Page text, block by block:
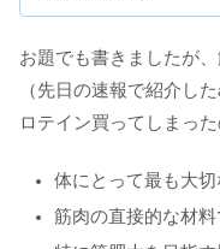
お題でも書きましたが
（先日の速報で紹介し
ロテイン買ってしまっ
体にとって最も大切
筋肉の直接的な材料